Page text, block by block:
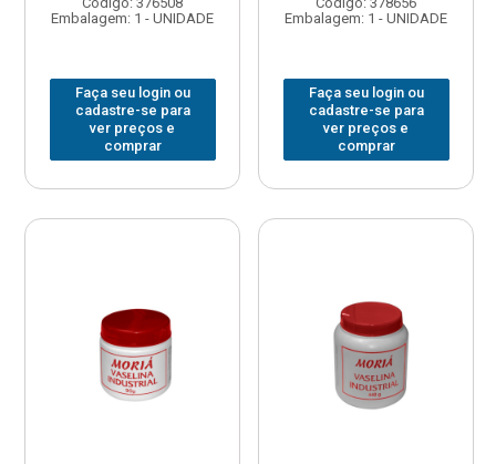
Embalagem: 1 - UNIDADE
Faça seu login ou
cadastre-se para
ver preços e
comprar
Embalagem: 1 - UNIDADE
Faça seu login ou
cadastre-se para
ver preços e
comprar